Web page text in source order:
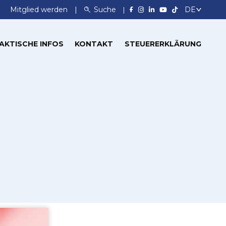
Mitglied werden Suche
INFOS KONTAKT STEUERERKLÄRUNG